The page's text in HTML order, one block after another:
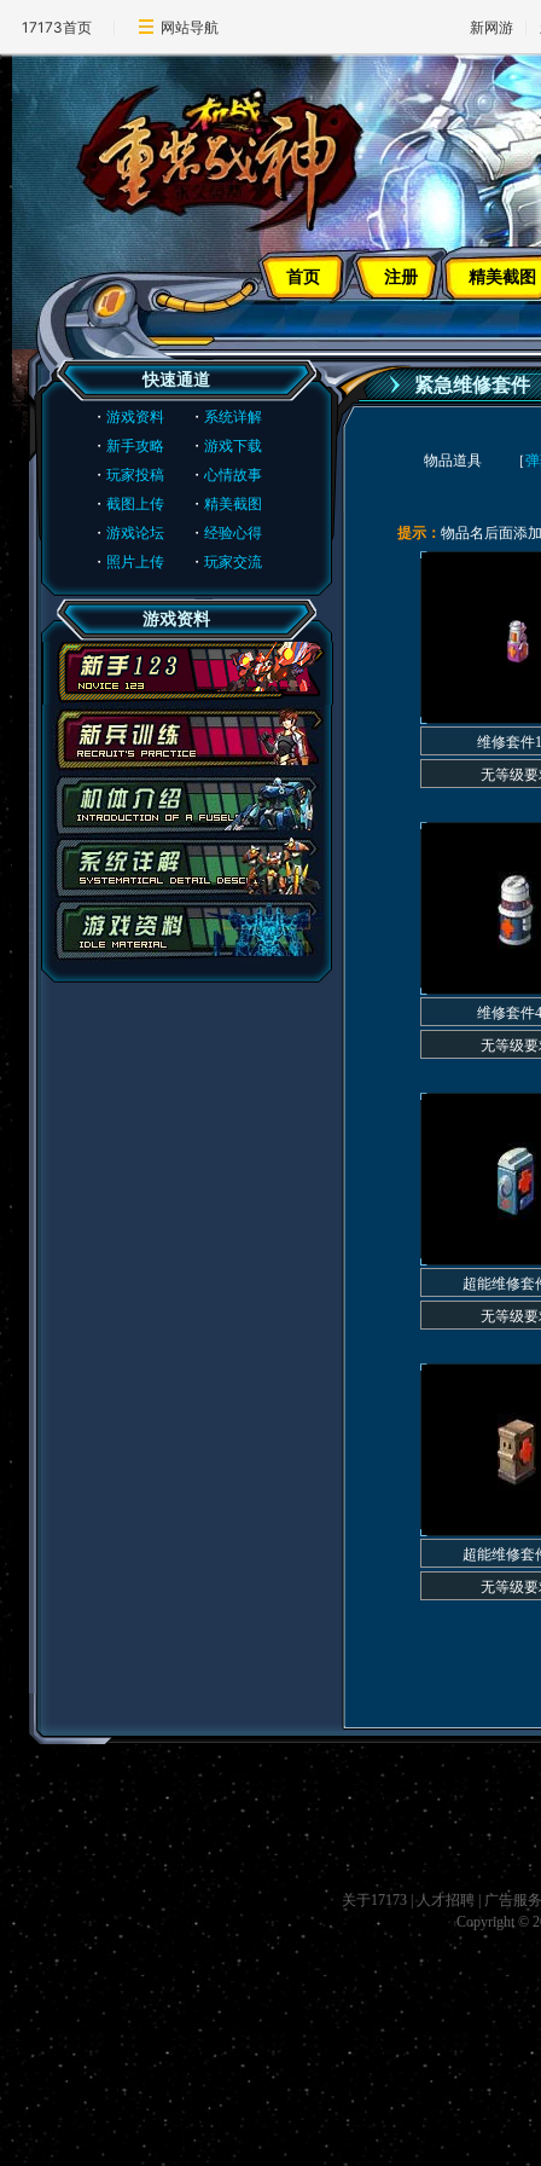
17173首页 网站导航 新网游
首页 注册 精美截图
快速通道
・ 游戏资料 ・ 系统详解
・ 新手攻略 ・游戏下载
・ 玩家投稿 ・心情故事
・ 截图上传 ・精美截图
・ 游戏论坛 ・经验心得
・ 照片上传 ・玩家交流
游戏资料
紧急维修套件
物品道具 ［
提示： 物品名后面添加
维修套件
无等级
维修套件
无等级
超能维修套
无等级
超能维修套
无等级
关于17173 |人才招聘
广告服务
Copyright ©